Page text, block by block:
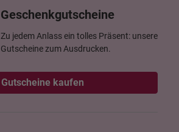
Geschenkgutscheine
Zu jedem Anlass ein tolles Präsent: unsere
Gutscheine zum Ausdrucken.
Gutscheine kaufen